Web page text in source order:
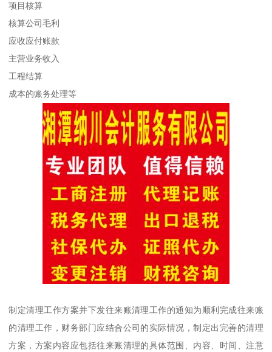
项目核算
核算公司毛利
应收应付账款
主营业务收入
工程结算
成本的账务处理等
制定清理工作方案并下发往来账清理工作的通知为顺利完成往来账
的清理工作，财务部门应结合公司的实际情况，制定出完善的清理
方案，方案内容应包括往来账清理的具体范围、内容、时间、注意